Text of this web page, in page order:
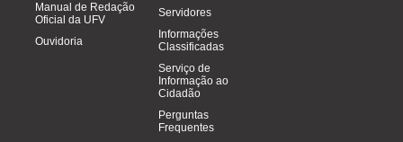
Manual de Redação
Oficial da UFV
Ouvidoria
Servidores
Informações
Classificadas
Serviço de
Informação ao
Cidadão
Perguntas
Frequentes